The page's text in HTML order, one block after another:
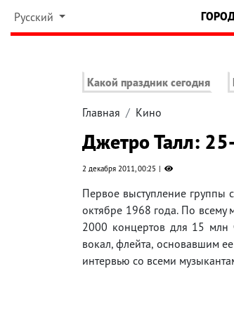
Русский
Какой праздник сегодня
Главная Кино
Джетро Талл:
2 декабря 2011, 00:25
Первое выступление группы
октябре 1968 года. По всему
2000 концертов для 15 млн
вокал, флейта, основавшим
интервью со всеми